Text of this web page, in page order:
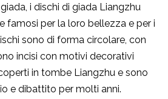
i dischi di giada Liangzhu
famosi per la loro bellezza e per i
sono di forma circolare, con
incisi con motivi decorativi
in tombe Liangzhu e sono
e dibattito per molti anni.